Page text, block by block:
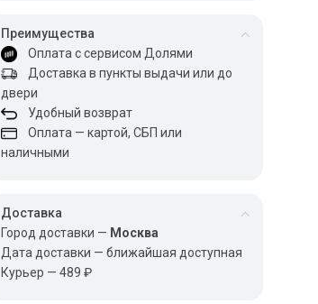
Преимущества
Оплата с сервисом Долями
Доставка в пункты выдачи или до
двери
Удобный возврат
Оплата — картой, СБП или
наличными
Доставка
Город доставки — Москва
Дата доставки — ближайшая доступная
Курьер — 489 ₽